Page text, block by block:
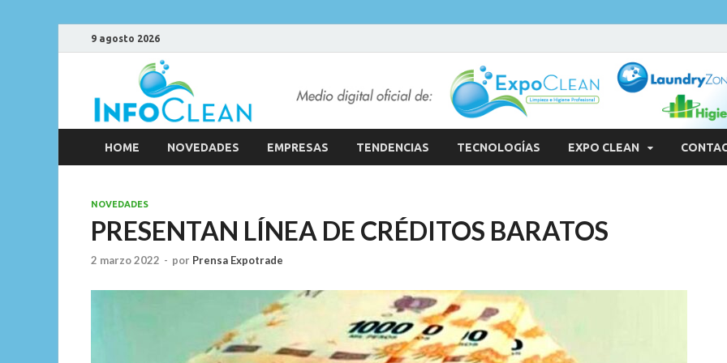
9 agosto 2026
HOME NOVEDADES EMPRESAS TENDENCIAS TECNOLOGÍAS EXPO CLEAN
NOVEDADES
PRESENTAN LÍNEA DE CRÉDITOS BARATOS
2 marzo 2022 - por Prensa Expotrade